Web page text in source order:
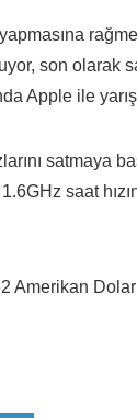
son olarak
Apple ile
satmaya
saat